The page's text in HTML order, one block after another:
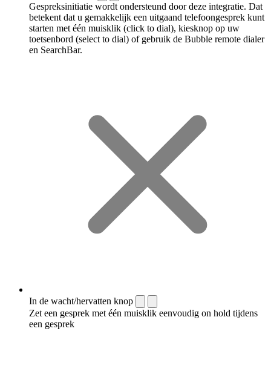
Gespreksinitiatie wordt ondersteund door deze integratie. Dat
betekent dat u gemakkelijk een uitgaand telefoongesprek kunt
starten met één muisklik (click to dial), kiesknop op uw
toetsenbord (select to dial) of gebruik de Bubble remote dialer
en SearchBar.
In de wacht/hervatten knop
Zet een gesprek met één muisklik eenvoudig on hold tijdens
een gesprek